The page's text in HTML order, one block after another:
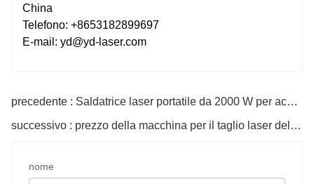
China
Telefono: +8653182899697
E-mail: yd@yd-laser.com
precedente : Saldatrice laser portatile da 2000 W per acciaio inossidabile Malesia
successivo : prezzo della macchina per il taglio laser del tubo in vendita in india
nome